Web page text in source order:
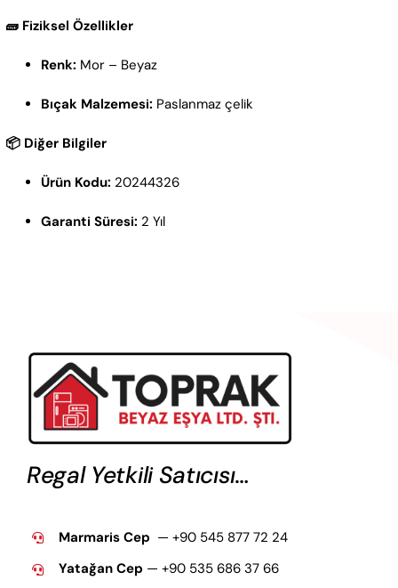
🧱 Fiziksel Özellikler
Renk: Mor – Beyaz
Bıçak Malzemesi: Paslanmaz çelik
📦 Diğer Bilgiler
Ürün Kodu: 20244326
Garanti Süresi: 2 Yıl
Regal Yetkili Satıcısı…
Marmaris Cep — +90 545 877 72 24
Yatağan Cep — +90 535 686 37 66